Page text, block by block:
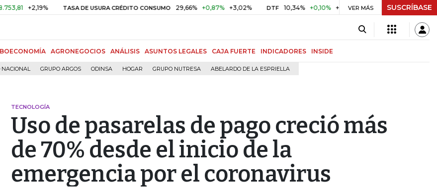
+2,19% TASA DE USURA CRÉDITO CONSUMO 29,66% +0,87% +3,02% DTF 10,34% +0,10% +0,98% UVR $ 416,91 +$ 0,05
VER MÁS SUSCRÍBASE
AGRONEGOCIOS ANÁLISIS ASUNTOS LEGALES CAJA FUERTE INDICADORES INSIDE
NACIONAL GRUPO ARGOS ODINSA HOGAR GRUPO NUTRESA ABELARDO DE LA ESPRIELLA
TECNOLOGÍA
Uso de pasarelas de pago creció más
de 70% desde el inicio de la
emergencia por el coronavirus